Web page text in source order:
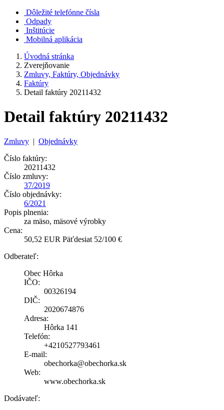
Dôležité telefónne čísla
Odpady
Inštitúcie
Mobilná aplikácia
Úvodná stránka
Zverejňovanie
Zmluvy, Faktúry, Objednávky
Faktúry
Detail faktúry 20211432
Detail faktúry 20211432
Zmluvy | Objednávky
Číslo faktúry:
20211432
Číslo zmluvy:
37/2019
Číslo objednávky:
6/2021
Popis plnenia:
za mäso, mäsové výrobky
Cena:
50,52 EUR Päťdesiat 52/100 €
Odberateľ:
Obec Hôrka
IČO:
00326194
DIČ:
2020674876
Adresa:
Hôrka 141
Telefón:
+4210527793461
E-mail:
obechorka@obechorka.sk
Web:
www.obechorka.sk
Dodávateľ: